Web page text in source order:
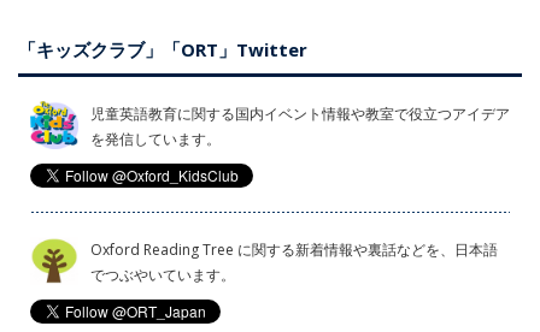
「キッズクラブ」「ORT」Twitter
児童英語教育に関する国内イベント情報や教室で役立つアイデア
を発信しています。
Oxford Reading Tree に関する新着情報や裏話などを、日本語
でつぶやいています。